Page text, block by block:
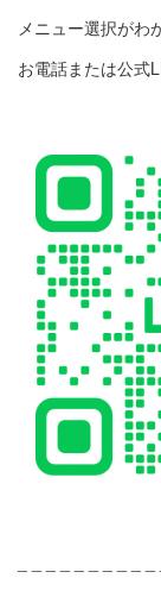
メニュー選択がわ
お電話または公式